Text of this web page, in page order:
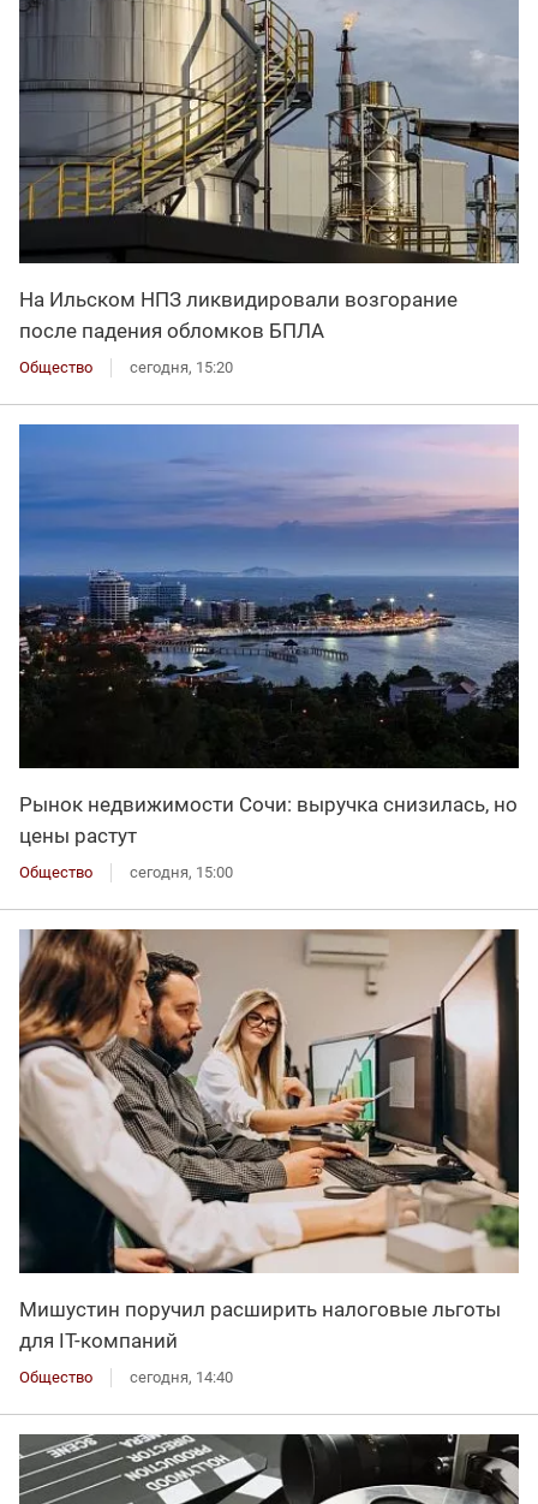
На Ильском НПЗ ликвидировали возгорание
после падения обломков БПЛА
Общество сегодня, 15:20
Рынок недвижимости Сочи: выручка снизилась, но
цены растут
Общество сегодня, 15:00
Мишустин поручил расширить налоговые льготы
для IT-компаний
Общество сегодня, 14:40